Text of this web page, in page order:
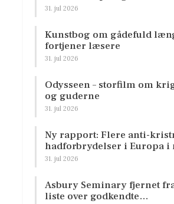
31. jul 2026
Kunstbog om gådefuld
fortjener læsere
31. jul 2026
Odysseen – storfilm om
og guderne
31. jul 2026
Ny rapport: Flere anti-
hadforbrydelser i Europa i
31. jul 2026
Asbury Seminary fjernet fra
liste over godkendte…